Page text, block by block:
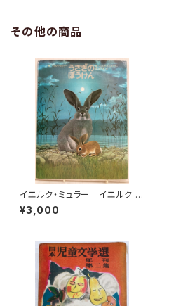
その他の商品
イエルク・ミュラー イエルク ・
シュタイナー うさぎのぼうけ
ん 佐々木元 訳 1978年 初
¥3,000